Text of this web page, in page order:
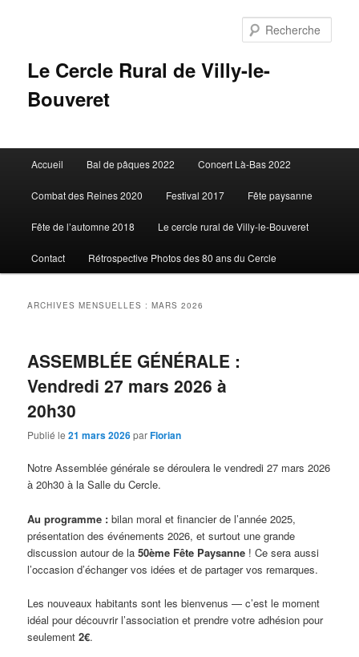
Le Cercle Rural de Villy-le-
Bouveret
principal
Accueil Bal de pâques 2022 Concert Là-Bas 2022
Combat des Reines 2020 Festival 2017 Fête paysanne
Fête de l’automne 2018 Le cercle rural de Villy-le-Bouveret
Contact Rétrospective Photos des 80 ans du Cercle
ARCHIVES MENSUELLES :MARS 2026
ASSEMBLÉE GÉNÉRALE :
Vendredi 27 mars 2026 à
20h30
Publié le21 mars 2026parFlorian
Notre Assemblée générale se déroulera le vendredi 27 mars 2026
à 20h30 à la Salle du Cercle.
Au programme : bilan moral et financier de l’année 2025,
présentation des événements 2026, et surtout une grande
discussion autour de la50ème Fête Paysanne ! Ce sera aussi
l’occasion d’échanger vos idées et de partager vos remarques.
Les nouveaux habitants sont les bienvenus — c’est le moment
idéal pour découvrir l’association et prendre votre adhésion pour
seulement2€.